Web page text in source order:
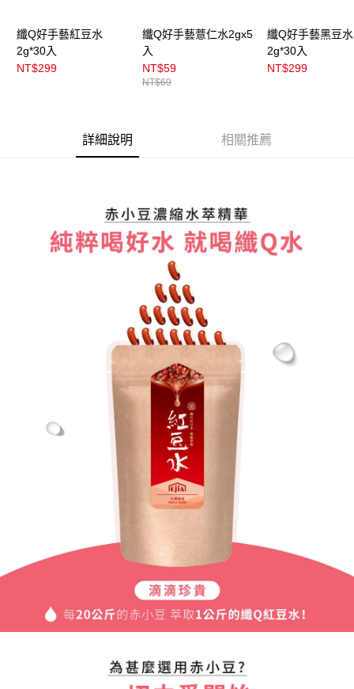
纖Q好手藝紅豆水
2g*30入
NT$299
纖Q好手藝薏仁水2gx5
入
NT$59
NT$69
纖Q好手藝黑豆水
2g*30入
NT$299
詳細說明 相關推薦